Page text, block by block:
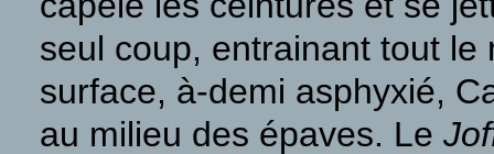
seul coup, entrainant tout
surface, à-demi asphyxié,
au milieu des épaves. Le